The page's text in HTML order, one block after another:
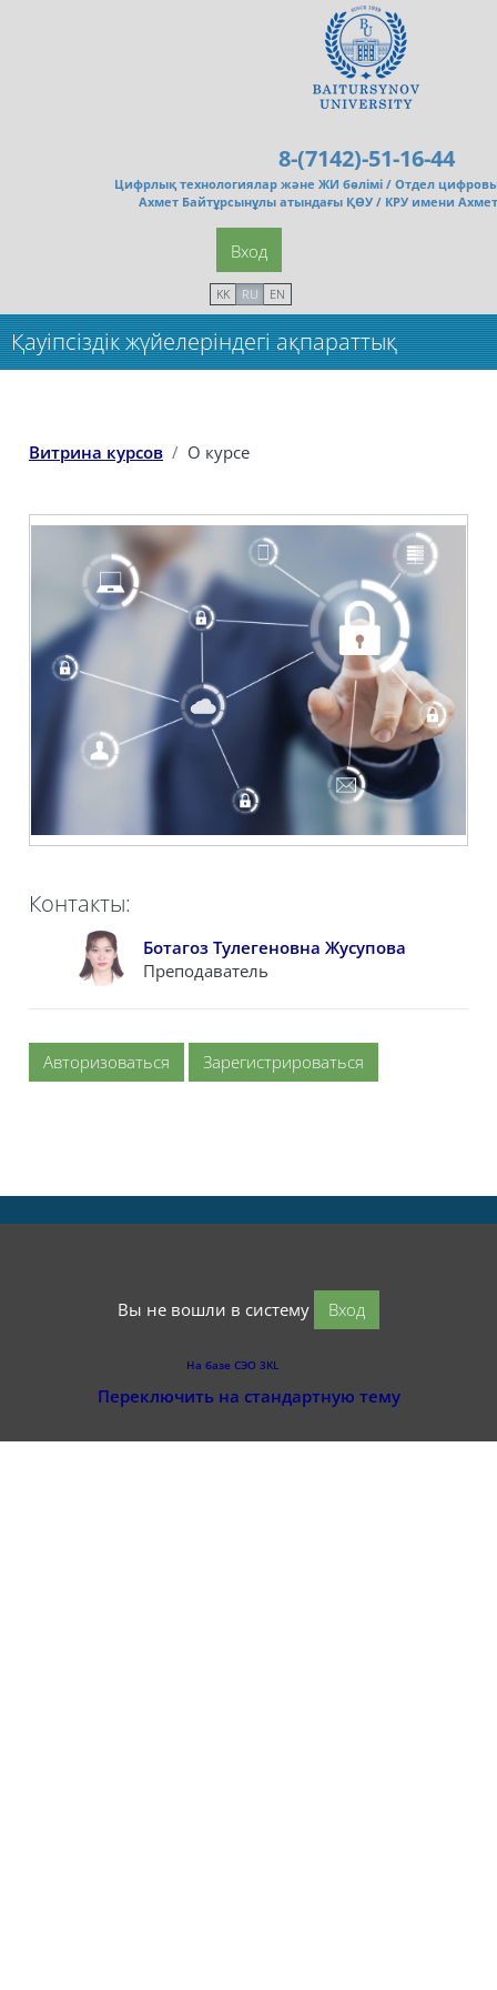
8-(7142)-51-16-44
Цифрлық технологиялар және ЖИ бөлімі / Отдел
Ахмет Байтұрсынұлы атындағы ҚӨУ / КРУ имени
Вход
KK RU EN
Қауіпсіздік жүйелеріндегі ақпараттық
Витрина курсов О курсе
Контакты:
Ботагоз Тулегеновна Жусупова
Преподаватель
Авторизоваться Зарегистрироваться
Вы не вошли в систему Вход
На базе СЭО 3KL
Переключить на стандартную тему